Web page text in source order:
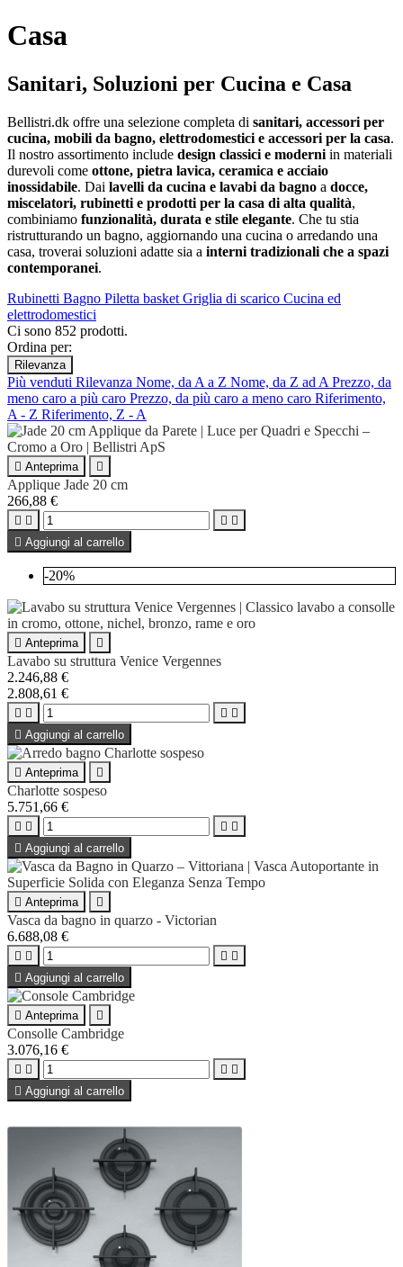
Casa
Sanitari, Soluzioni per Cucina e Casa
Bellistri.dk offre una selezione completa di sanitari, accessori per
cucina, mobili da bagno, elettrodomestici e accessori per la casa.
Il nostro assortimento include design classici e moderni in materiali
durevoli come ottone, pietra lavica, ceramica e acciaio
inossidabile. Dai lavelli da cucina e lavabi da bagno a docce,
miscelatori, rubinetti e prodotti per la casa di alta qualità,
combiniamo funzionalità, durata e stile elegante. Che tu stia
ristrutturando un bagno, aggiornando una cucina o arredando una
casa, troverai soluzioni adatte sia a interni tradizionali che a spazi
contemporanei.
Rubinetti Bagno Piletta basket Griglia di scarico Cucina ed
elettrodomestici
Ci sono 852 prodotti.
Ordina per:
Rilevanza
Più venduti Rilevanza Nome, da A a Z Nome, da Z ad A Prezzo, da
meno caro a più caro Prezzo, da più caro a meno caro Riferimento,
A - Z Riferimento, Z - A
 Anteprima 
Applique Jade 20 cm
266,88 €
   
 Aggiungi al carrello
-20%
 Anteprima 
Lavabo su struttura Venice Vergennes
2.246,88 €
2.808,61 €
   
 Aggiungi al carrello
 Anteprima 
Charlotte sospeso
5.751,66 €
   
 Aggiungi al carrello
 Anteprima 
Vasca da bagno in quarzo - Victorian
6.688,08 €
   
 Aggiungi al carrello
 Anteprima 
Consolle Cambridge
3.076,16 €
   
 Aggiungi al carrello